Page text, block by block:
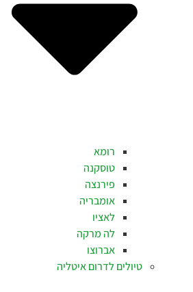
רומא
טוסקנה
פירנצה
אומבריה
לאציו
לה מרקה
אברוצו
טיולים לדרום איטליה